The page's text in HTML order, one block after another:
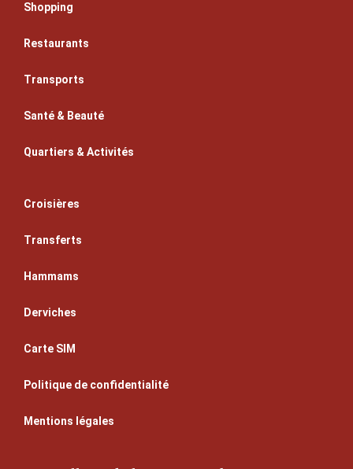
Shopping
Restaurants
Transports
Santé & Beauté
Quartiers & Activités
Croisières
Transferts
Hammams
Derviches
Carte SIM
Politique de confidentialité
Mentions légales